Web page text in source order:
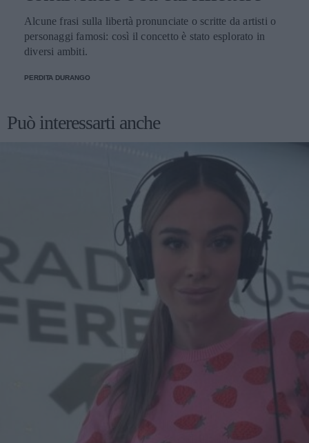
Alcune frasi sulla libertà pronunciate o scritte da artisti o
personaggi famosi: così il concetto è stato esplorato in
diversi ambiti.
PERDITA DURANGO
Può interessarti anche